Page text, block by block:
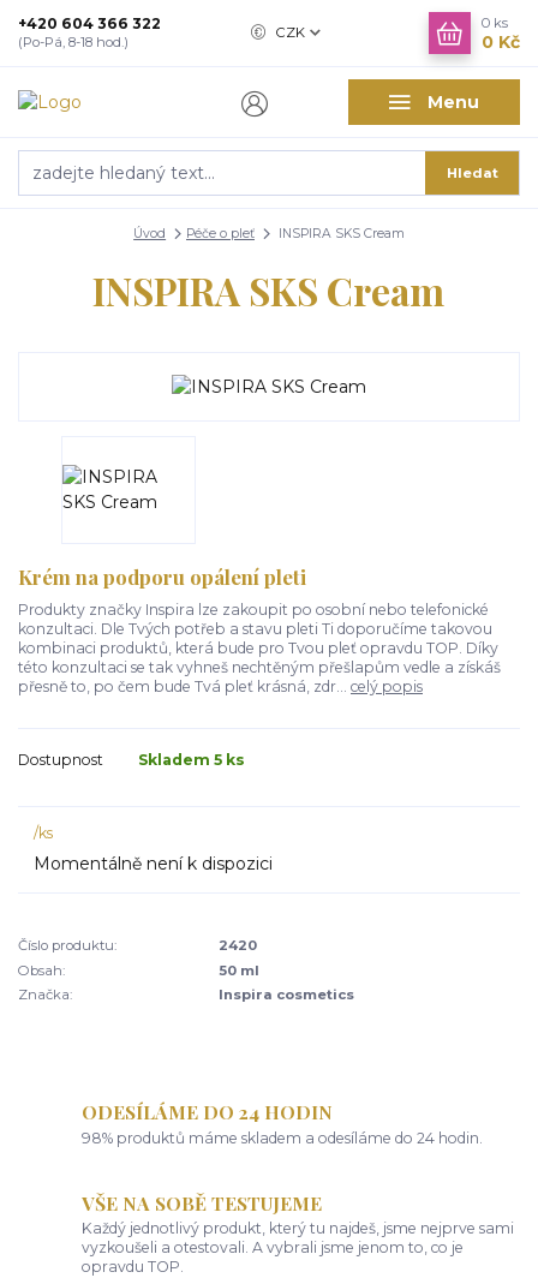
Menu
CZK
Hledat
+420 604 366 322
(Po-Pá, 8-18 hod.)
0 ks
0 Kč
Úvod Péče o pleť INSPIRA SKS Cream
INSPIRA SKS Cream
Krém na podporu opálení pleti
Produkty značky Inspira lze zakoupit po osobní nebo telefonické
konzultaci. Dle Tvých potřeb a stavu pleti Ti doporučíme takovou
kombinaci produktů, která bude pro Tvou pleť opravdu TOP. Díky
této konzultaci se tak vyhneš nechtěným přešlapům vedle a získáš
přesně to, po čem bude Tvá pleť krásná, zdr... celý popis
Dostupnost Skladem 5 ks
/ks
Momentálně není k dispozici
Číslo produktu:
2420
Obsah:
50 ml
Značka:
Inspira cosmetics
ODESÍLÁME DO 24 HODIN
98% produktů máme skladem a odesíláme do 24 hodin.
VŠE NA SOBĚ TESTUJEME
Každý jednotlivý produkt, který tu najdeš, jsme nejprve sami
vyzkoušeli a otestovali. A vybrali jsme jenom to, co je
opravdu TOP.